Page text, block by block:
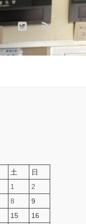
土
日
1
2
8
9
15 16